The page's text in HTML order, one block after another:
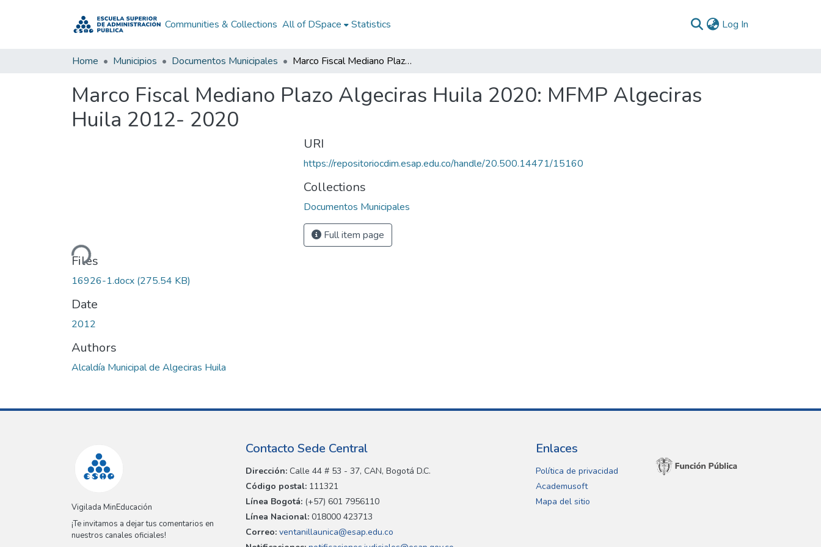
Communities & Collections All of DSpace Statistics Log In
Home Municipios Documentos Municipales Marco Fiscal Mediano Plazo Algeciras Huila 2020: MFMP Algeciras Huila 2012- 2020
Marco Fiscal Mediano Plazo Algeciras Huila 2020: MFMP Algeciras
Huila 2012- 2020
Loading...
Files
16926-1.docx (275.54 KB)
Date
2012
Authors
Alcaldía Municipal de Algeciras Huila
URI
https://repositoriocdim.esap.edu.co/handle/20.500.14471/15160
Collections
Documentos Municipales
Full item page
Vigilada MinEducación
¡Te invitamos a dejar tus comentarios en
nuestros canales oficiales!
Contacto Sede Central
Dirección: Calle 44 # 53 - 37, CAN, Bogotá D.C.
Código postal: 111321
Línea Bogotá: (+57) 601 7956110
Línea Nacional: 018000 423713
Correo: ventanillaunica@esap.edu.co
Enlaces
Política de privacidad
Academusoft
Mapa del sitio